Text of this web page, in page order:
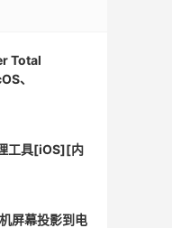
Total
、
工具[iOS][内
屏幕投影到电